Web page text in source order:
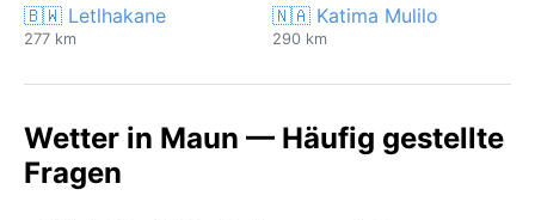
🇧🇼 Letlhakane
277 km
🇳🇦 Katima Mulilo
290 km
Wetter in Maun — Häufig gestellte
Fragen